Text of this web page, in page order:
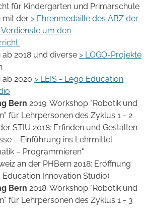
für Kindergarten und Primarschule
mit der > Ehrenmedaille des ABZ der
um den
ab 2018 und diverse> LOGO-Projekte
ab 2020> LEIS - Lego Education
Bern 2019: Workshop "Robotik und
für Lehrpersonen des Zyklus 1 - 2
STIU 2018: Erfinden und Gestalten
– Einführung ins Lehrmittel
– Programmieren"
an der PHBern 2018: Eröffnung
Education Innovation Studio)
Bern 2018: Workshop "Robotik und
für Lehrpersonen des Zyklus 1 - 3